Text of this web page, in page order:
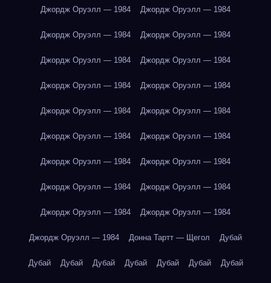
Джордж Оруэлл — 1984 Джордж Оруэлл — 1984
Джордж Оруэлл — 1984 Джордж Оруэлл — 1984
Джордж Оруэлл — 1984 Джордж Оруэлл — 1984
Джордж Оруэлл — 1984 Джордж Оруэлл — 1984
Джордж Оруэлл — 1984 Джордж Оруэлл — 1984
Джордж Оруэлл — 1984 Джордж Оруэлл — 1984
Джордж Оруэлл — 1984 Джордж Оруэлл — 1984
Джордж Оруэлл — 1984 Джордж Оруэлл — 1984
Джордж Оруэлл — 1984 Джордж Оруэлл — 1984
Джордж Оруэлл — 1984 Донна Тартт — Щегол Дубай
Дубай Дубай Дубай Дубай Дубай Дубай Дубай